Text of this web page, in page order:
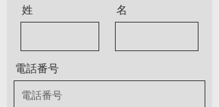
姓 名
電話番号